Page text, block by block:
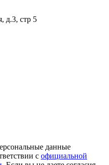
д.3, стр 5
данные
с официальной